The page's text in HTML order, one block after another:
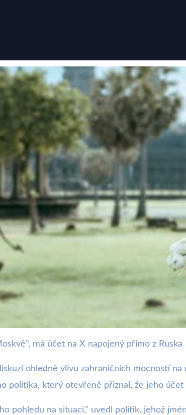
Účet na X
má účet na X napojený přímo z Ruska
ohledně vlivu zahraničních mocností
politika, který otevřeně přiznal, že jeho účet
pohledu na situaci," uvedl politik, jehož